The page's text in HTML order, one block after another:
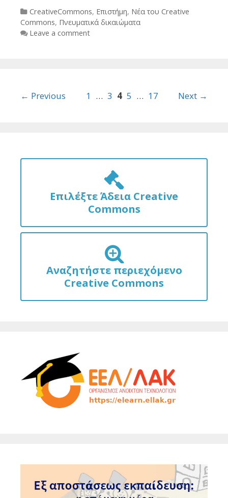
Categories
CreativeCommons, Επιστήμη, Νέα του Creative
Commons, Πνευματικά δικαιώματα
Leave a comment
Post
← Previous 1 … 3 4 5 … 17 Next →
Επιλέξτε Άδεια Creative
Commons
Αναζητήστε περιεχόμενο
Creative Commons